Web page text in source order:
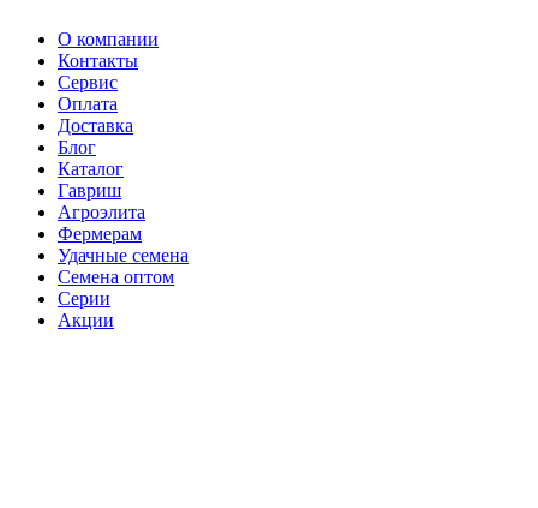
О компании
Контакты
Сервис
Оплата
Доставка
Блог
Каталог
Гавриш
Агроэлита
Фермерам
Удачные семена
Семена оптом
Серии
Акции